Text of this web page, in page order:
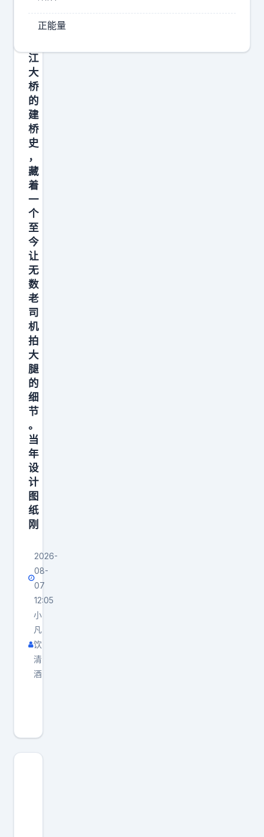
别
男
人
也
送
我
，
也
要
他
们
女
朋
友
吗
？
你
真
搞
笑
！
”
南
京
江
大
桥
的
建
桥
史
，
藏
着
一
个
至
今
让
无
数
老
司
机
拍
大
腿
的
细
节
。
当
年
设
计
图
纸
刚
2026-
08-
07
12:05
小
凡
饮
清
酒
京
长
正能量